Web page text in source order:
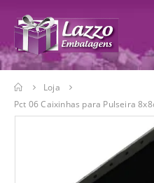
Loja
Pct 06 Caixinhas para Pulseira